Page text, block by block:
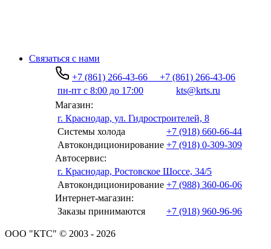
Связаться с нами
+7 (861) 266-43-66
+7 (861) 266-43-06
пн-пт с 8:00 до 17:00
kts@krts.ru
Магазин:
г. Краснодар, ул. Гидростроителей, 8
Системы холода
+7 (918) 660-66-44
Автокондиционирование +7 (918) 0-309-309
Автосервис:
г. Краснодар, Ростовское Шоссе, 34/5
Автокондиционирование +7 (988) 360-06-06
Интернет-магазин:
Заказы принимаются
+7 (918) 960-96-96
ООО "КТС" © 2003 - 2026